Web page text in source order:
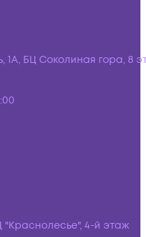
1А, БЦ Соколиная гора, 8
"Краснолесье", 4-й этаж